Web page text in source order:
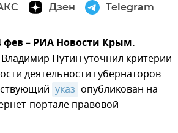
Дзен Telegram
– РИА Новости Крым.
Путин уточнил критерии
деятельности губернаторов
указ опубликован на
портале правовой